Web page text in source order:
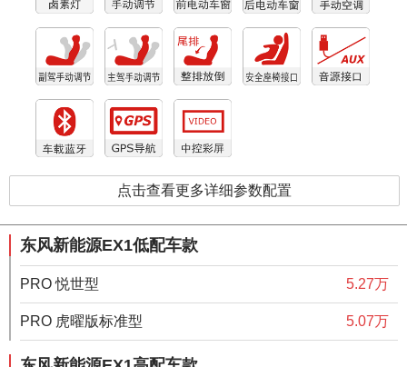
点击查看更多详细参数配置
东风新能源EX1低配车款
PRO 悦世型 5.27万
PRO 虎曜版标准型 5.07万